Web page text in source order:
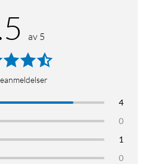
batterier gir deg uendelige
kan plasseres der du trenger
glipp av detaljer med 12x digital
snakk og lytt ved hjelp av
smart overvåking av soner, del
av 5
4
0
1
0